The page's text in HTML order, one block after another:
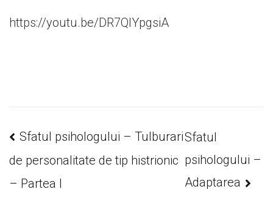
https://youtu.be/DR7QlYpgsiA
Navigare
în
Sfatul psihologului – Tulburari
de personalitate de tip histrionic
– Partea I
Sfatul
psihologului –
Adaptarea